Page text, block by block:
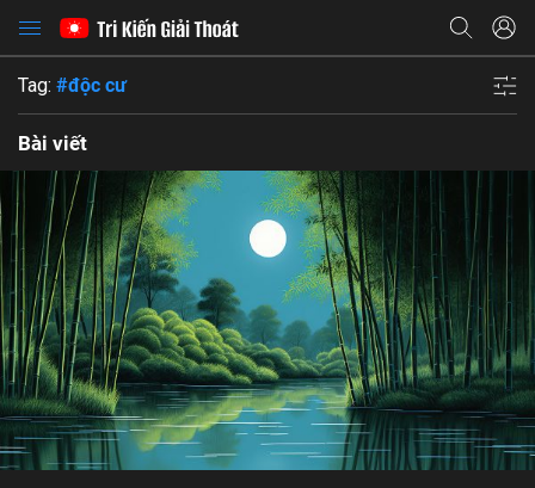
Tag: #độc cư
Bài viết
ly dục đôi mắt nhân quả xả tâm
18 12
Bỏ chọn
Bỏ chọn
Bỏ chọn
Bình luận
Lưu